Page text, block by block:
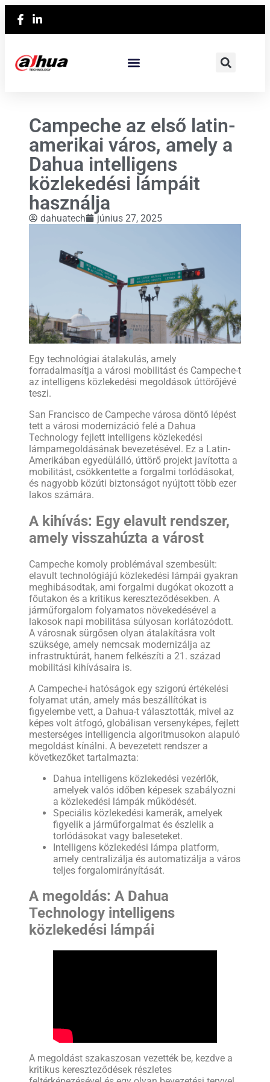
Campeche az első latin-
amerikai város, amely a
Dahua intelligens
közlekedési lámpáit
használja
dahuatech június 27, 2025
Egy technológiai átalakulás, amely
forradalmasítja a városi mobilitást és Campeche-t
az intelligens közlekedési megoldások úttörőjévé
teszi.
San Francisco de Campeche városa döntő lépést
tett a városi modernizáció felé a Dahua
Technology fejlett intelligens közlekedési
lámpamegoldásának bevezetésével. Ez a Latin-
Amerikában egyedülálló, úttörő projekt javította a
mobilitást, csökkentette a forgalmi torlódásokat,
és nagyobb közúti biztonságot nyújtott több ezer
lakos számára.
A kihívás: Egy elavult rendszer,
amely visszahúzta a várost
Campeche komoly problémával szembesült:
elavult technológiájú közlekedési lámpái gyakran
meghibásodtak, ami forgalmi dugókat okozott a
főutakon és a kritikus kereszteződésekben. A
járműforgalom folyamatos növekedésével a
lakosok napi mobilitása súlyosan korlátozódott.
A városnak sürgősen olyan átalakításra volt
szüksége, amely nemcsak modernizálja az
infrastruktúrát, hanem felkészíti a 21. század
mobilitási kihívásaira is.
A Campeche-i hatóságok egy szigorú értékelési
folyamat után, amely más beszállítókat is
figyelembe vett, a Dahua-t választották, mivel az
képes volt átfogó, globálisan versenyképes, fejlett
mesterséges intelligencia algoritmusokon alapuló
megoldást kínálni. A bevezetett rendszer a
következőket tartalmazta:
Dahua intelligens közlekedési vezérlők,
amelyek valós időben képesek szabályozni
a közlekedési lámpák működését.
Speciális közlekedési kamerák, amelyek
figyelik a járműforgalmat és észlelik a
torlódásokat vagy baleseteket.
Intelligens közlekedési lámpa platform,
amely centralizálja és automatizálja a város
teljes forgalomirányítását.
A megoldás: A Dahua
Technology intelligens
közlekedési lámpái
A megoldást szakaszosan vezették be, kezdve a
kritikus kereszteződések részletes